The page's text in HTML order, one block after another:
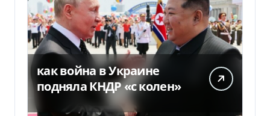
как война в Украине
подняла КНДР «с колен»